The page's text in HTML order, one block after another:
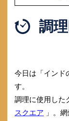
調
今日は「インド
す。
調理に使用した
スクエア 」。